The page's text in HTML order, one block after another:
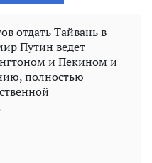
отдать Тайвань в
Путин ведет
и Пекином и
полностью